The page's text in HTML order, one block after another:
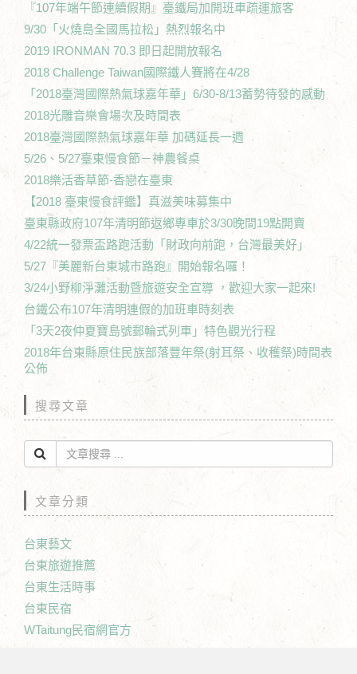
『107年端午節連續假期』臺鐵局加開班車疏運旅客
9/30「火燒島全國馬拉松」熱烈報名中
2019 IRONMAN 70.3 即日起開放報名
2018 Challenge Taiwan國際鐵人賽將在4/28
「2018臺灣國際熱氣球嘉年華」6/30-8/13蓄勢待發的感動
2018光雕音樂會場次及時間表
2018臺灣國際熱氣球嘉年華 加碼延長一週
5/26、5/27臺東慢食節－神農餐桌
2018樂活香草節-香戀在臺東
【2018 臺東慢食評鑑】真滋美味募集中
臺東縣政府107年清明節返鄉專車於3/30晚間19點開賣
4/22統一發票盃路跑活動「財政向前跑，台灣最美好」
5/27『美麗新台東城市路跑』開始報名囉！
3/24小野柳淨灘活動暨旅遊安全宣導 ，歡迎大家一起來!
台鐵公布107年清明連假的加班車時刻表
「3天2夜仲夏寶島號郵輪式列車」特色觀光行程
2018年台東縣原住民族部落豐年祭(射耳祭、收穫祭)時間表
公佈
搜尋文章
文章分類
台東藝文
台東旅遊推薦
台東生活時事
台東民宿
WTaitung民宿網官方